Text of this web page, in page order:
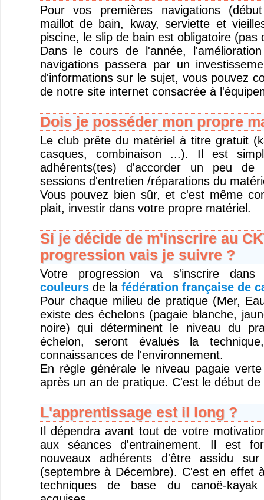
Pour vos premières navigations
maillot de bain, kway, serviette et
piscine, le slip de bain est obligatoire (pas
Dans le cours de l'année,
navigations passera par un
d'informations sur le sujet, vous pouvez
de notre site internet consacrée à
Dois je posséder mon propre
Le club prête du matériel à titre gratuit
casques, combinaison ...). Il est
adhérents(tes) d'accorder un peu
sessions d'entretien /réparations du
Vous pouvez bien sûr, et c'est même
plait, investir dans votre propre matériel.
Si je décide de m'inscrire au
progression vais je suivre ?
Votre progression va s'inscrire
couleursde la fédération française de
Pour chaque milieu de pratique (Mer,
existe des échelons (pagaie blanche,
noire) qui déterminent le niveau du
échelon, seront évalués la
connaissances de l'environnement.
En règle générale le niveau pagaie
après un an de pratique. C'est le début de
L'apprentissage est il long ?
Il dépendra avant tout de votre
aux séances d'entrainement. Il est
nouveaux adhérents d'être assidu
(septembre à Décembre). C'est en effet
techniques de base du canoë-